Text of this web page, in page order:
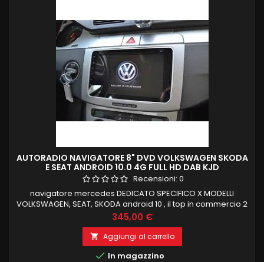
AUTORADIO NAVIGATORE 8" DVD VOLKSWAGEN SKODA
E SEAT ANDROID 10.0 4G FULL HD DAB KJD
Recensioni: 0
navigatore mercedes DEDICATO SPECIFICO X MODELLI
VOLKSWAGEN, SEAT, SKODA android 10 , il top in commercio 2
GB RAM 32 GB ROM FUNZIONE MIRRORLINK COMPATIBILE
MODULO DAB+WIFI INTEGRATO BLUETOOTH INTEGRATO
ingresso camera e aux 9 das9 SAVE CONTINUE view saved
words → Non tradurre con un doppio click Non mostrare...
Prezzo
345,00 €
 Aggiungi al carrello
 In magazzino